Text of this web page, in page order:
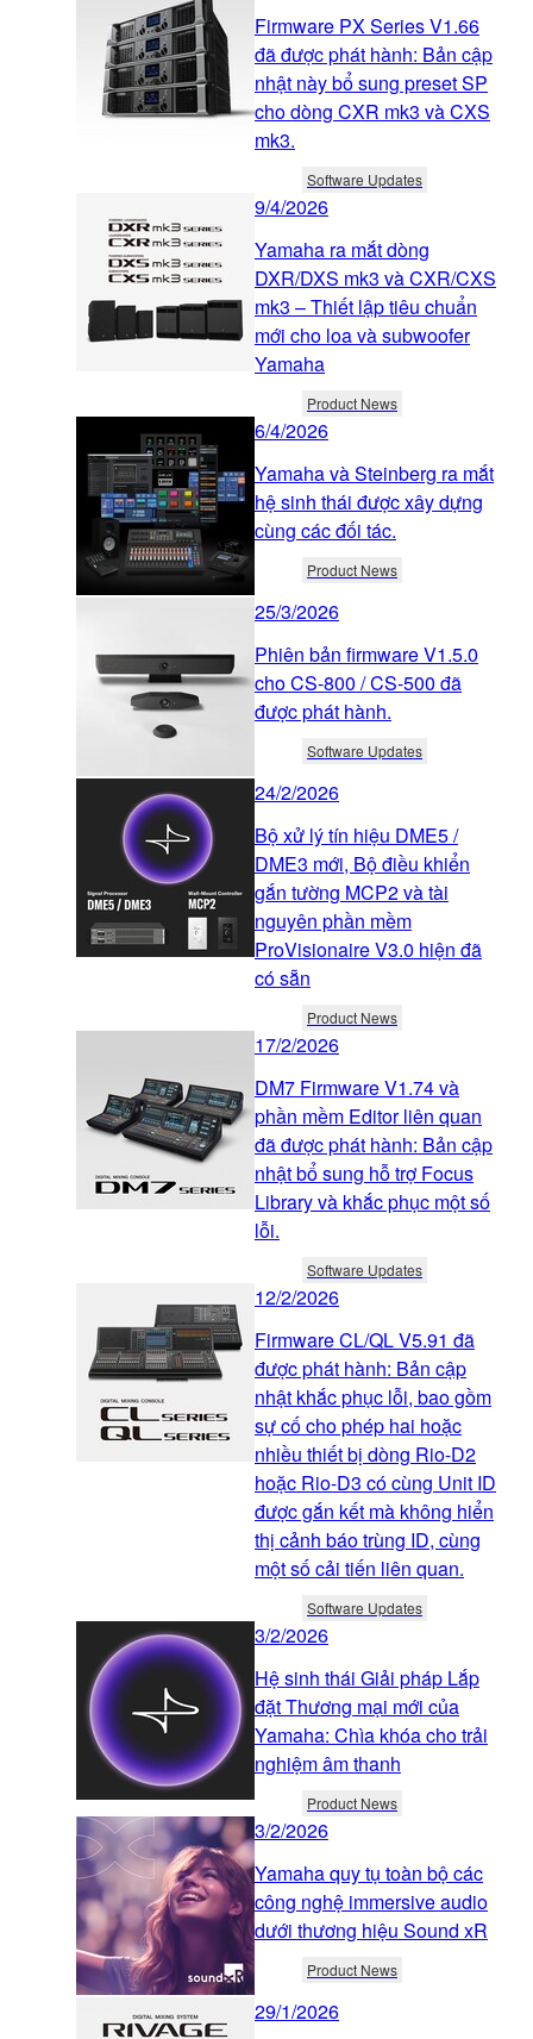
Firmware PX Series V1.66
đã được phát hành: Bản cập
nhật này bổ sung preset SP
cho dòng CXR mk3 và CXS
mk3.
Software Updates
9/4/2026
Yamaha ra mắt dòng
DXR/DXS mk3 và CXR/CXS
mk3 – Thiết lập tiêu chuẩn
mới cho loa và subwoofer
Yamaha
Product News
6/4/2026
Yamaha và Steinberg ra mắt
hệ sinh thái được xây dựng
cùng các đối tác.
Product News
25/3/2026
Phiên bản firmware V1.5.0
cho CS-800 / CS-500 đã
được phát hành.
Software Updates
24/2/2026
Bộ xử lý tín hiệu DME5 /
DME3 mới, Bộ điều khiển
gắn tường MCP2 và tài
nguyên phần mềm
ProVisionaire V3.0 hiện đã
có sẵn
Product News
17/2/2026
DM7 Firmware V1.74 và
phần mềm Editor liên quan
đã được phát hành: Bản cập
nhật bổ sung hỗ trợ Focus
Library và khắc phục một số
lỗi.
Software Updates
12/2/2026
Firmware CL/QL V5.91 đã
được phát hành: Bản cập
nhật khắc phục lỗi, bao gồm
sự cố cho phép hai hoặc
nhiều thiết bị dòng Rio-D2
hoặc Rio-D3 có cùng Unit ID
được gắn kết mà không hiển
thị cảnh báo trùng ID, cùng
một số cải tiến liên quan.
Software Updates
3/2/2026
Hệ sinh thái Giải pháp Lắp
đặt Thương mại mới của
Yamaha: Chìa khóa cho trải
nghiệm âm thanh
Product News
3/2/2026
Yamaha quy tụ toàn bộ các
công nghệ immersive audio
dưới thương hiệu Sound xR
Product News
29/1/2026